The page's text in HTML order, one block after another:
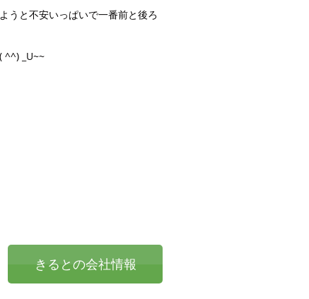
うと不安いっぱいで一番前と後ろ
^^) _U~~
きるとの会社情報